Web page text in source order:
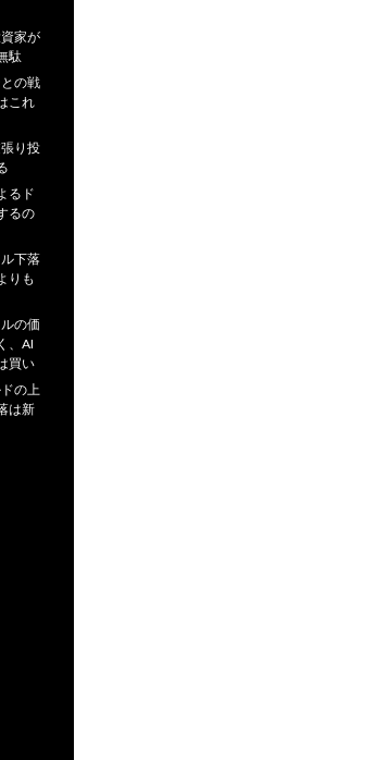
家が
駄
の戦
これ
り投
るド
るの
下落
りも
の価
、AI
買い
の上
は新